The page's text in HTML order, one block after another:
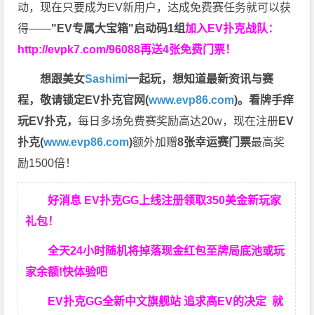
动，现在只要成为EV新用户，达成免费赛任务就可以获
得——"EV专属大宝箱"启动码1组加入EV扑克战队：
http://evpk7.com/96088再送4张免费门票！
想跟美女Sashimi一起玩，想知道最新资讯与赛
程，敬请锁定EV扑克官网(www.evp86.com)。看牌手痒
玩EV扑克，每日多场免费赛奖励高达20w，现在注册EV
扑克(www.evp86.com)额外加赠8张幸运赛门票最高奖
励1500倍！
好消息 EV扑克GG上线注册领取350美金新玩家
礼包！
全天24小时随机将掉落现金红包至牌局底池或玩
家余额!快体验吧
EV扑克GG全新中文旗舰站 追求高EV的决定就